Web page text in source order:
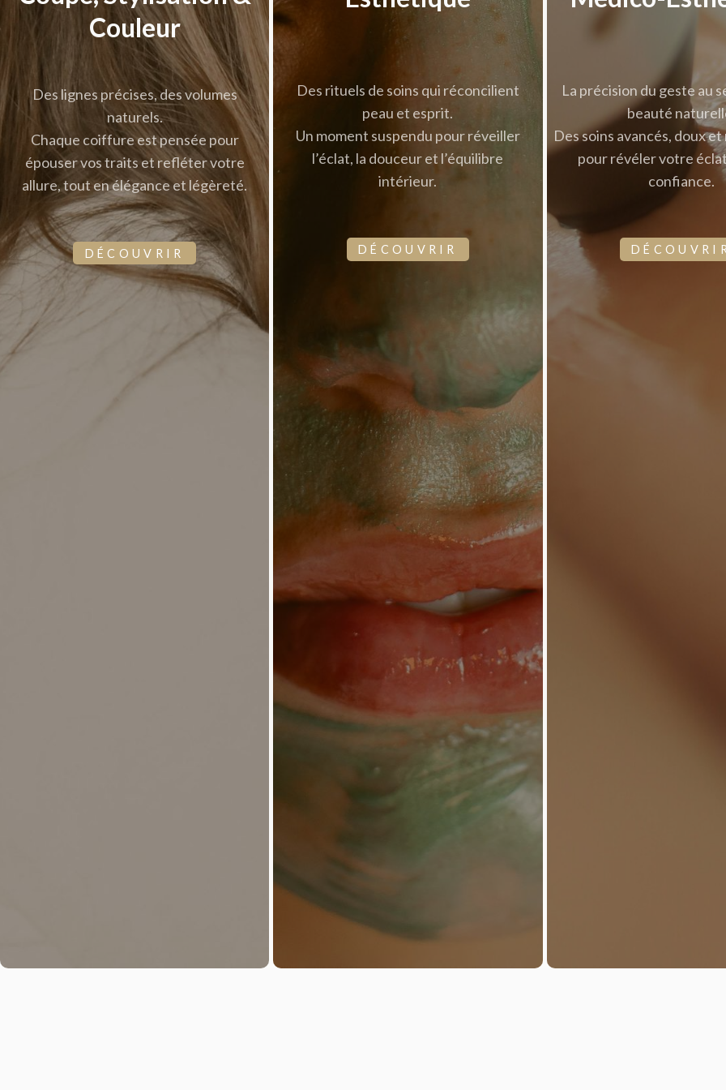
Couleur
Des lignes précises, des volumes
naturels.
Chaque coiffure est pensée pour
épouser vos traits et refléter votre
allure, tout en élégance et légèreté.
DÉCOUVRIR
Des rituels de soins qui réconcilient
peau et esprit.
Un moment suspendu pour réveiller
l’éclat, la douceur et l’équilibre
intérieur.
DÉCOUVRIR
La précision du geste au
beauté
Des soins avancés, doux
pour révéler votre
confiance.